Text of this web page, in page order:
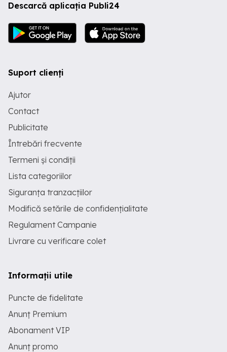
Descarcă aplicația Publi24
Suport clienți
Ajutor
Contact
Publicitate
Întrebări frecvente
Termeni și condiții
Lista categoriilor
Siguranța tranzacțiilor
Modifică setările de confidențialitate
Regulament Campanie
Livrare cu verificare colet
Informații utile
Puncte de fidelitate
Anunț Premium
Abonament VIP
Anunț promo